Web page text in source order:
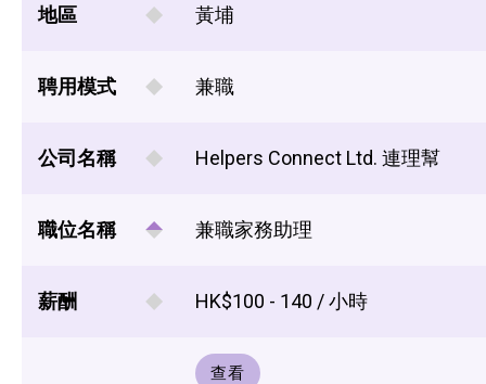
地區 黃埔
聘用模式 兼職
公司名稱 Helpers Connect Ltd. 連理幫
職位名稱 兼職家務助理
薪酬 HK$100 - 140 / 小時
查看